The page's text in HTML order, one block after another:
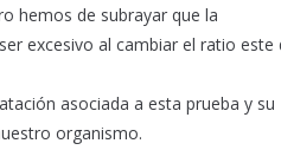
hemos de subrayar que la
excesivo al cambiar el ratio este
asociada a esta prueba y su
organismo.